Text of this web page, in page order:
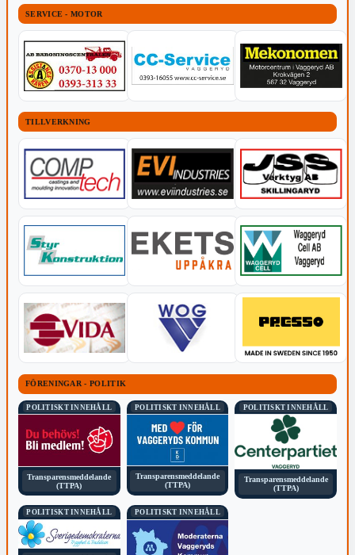
SERVICE - MOTOR
TILLVERKNING
FÖRENINGAR - POLITIK
POLITISKT INNEHÅLL
Transparensmeddelande
(TTPA)
POLITISKT INNEHÅLL
Transparensmeddelande
(TTPA)
POLITISKT INNEHÅLL
Transparensmeddelande
(TTPA)
POLITISKT INNEHÅLL POLITISKT INNEHÅLL